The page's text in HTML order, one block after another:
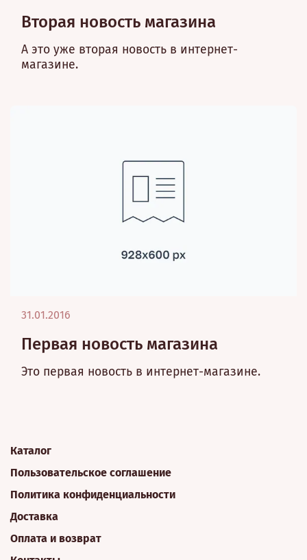
Вторая новость магазина
А это уже вторая новость в интернет-
магазине.
Первая новость магазина
Это первая новость в интернет-магазине.
31.01.2016
Каталог
Пользовательское соглашение
Политика конфиденциальности
Доставка
Оплата и возврат